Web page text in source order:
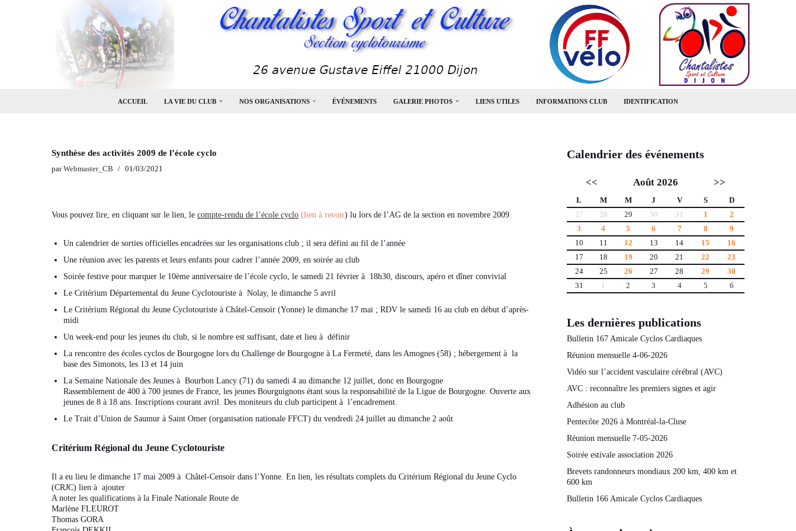
ACCUEIL LA VIE DU CLUB NOS ORGANISATIONS ÉVÉNEMENTS GALERIE PHOTOS LIENS UTILES INFORMATIONS CLUB IDENTIFICATION
Synthèse des activités 2009 de l’école cyclo
parWebmaster_CB 01/03/2021
Vous pouvez lire, en cliquant sur le lien, le compte-rendu de l’école cyclo (lien à revoir) lu lors de l’AG de la section en novembre 2009.
Un calendrier de sorties officielles encadrées sur les organisations club ; il sera défini au fil de l’année
Une réunion avec les parents et leurs enfants pour cadrer l’année 2009, en soirée au club
Soirée festive pour marquer le 10ème anniversaire de l’école cyclo, le samedi 21 février à 18h30, discours, apéro et dîner convivial
Le Critérium Départemental du Jeune Cyclotouriste à Nolay, le dimanche 5 avril
Le Critérium Régional du Jeune Cyclotouriste à Châtel-Censoir (Yonne) le dimanche 17 mai ; RDV le samedi 16 au club en début d’après-
midi
Un week-end pour les jeunes du club, si le nombre est suffisant, date et lieu à définir
La rencontre des écoles cyclos de Bourgogne lors du Challenge de Bourgogne à La Fermeté, dans les Amognes (58) ; hébergement à la
base des Simonots, les 13 et 14 juin
La Semaine Nationale des Jeunes à Bourbon Lancy (71) du samedi 4 au dimanche 12 juillet, donc en Bourgogne
Rassemblement de 400 à 700 jeunes de France, les jeunes Bourguignons étant sous la responsabilité de la Ligue de Bourgogne. Ouverte aux
jeunes de 8 à 18 ans. Inscriptions courant avril. Des moniteurs du club participent à l’encadrement.
Le Trait d’Union de Saumur à Saint Omer (organisation nationale FFCT) du vendredi 24 juillet au dimanche 2 août
Critérium Régional du Jeune Cyclotouriste
Il a eu lieu le dimanche 17 mai 2009 à Châtel-Censoir dans l’Yonne. En lien, les résultats complets du Critérium Régional du Jeune Cyclo
(CRJC) lien à ajouter
A noter les qualifications à la Finale Nationale Route de
Marlène FLEUROT
Thomas GORA
Calendrier des événements
<< Août 2026 >>
L M M J V S
D
27
28 29 30 31 1
2
3
4 5 6 7 8
9
10
11 12 13 14 15
16
17
18 19 20 21 22
23
24
25 26 27 28 29
30
31
1 2 3 4 5 6
Les dernières publications
Bulletin 167 Amicale Cyclos Cardiaques
Réunion mensuelle 4-06-2026
Vidéo sur l’accident vasculaire cérébral (AVC)
AVC : reconnaître les premiers signes et agir
Adhésion au club
Pentecôte 2026 à Montréal-la-Cluse
Réunion mensuelle 7-05-2026
Soirée estivale association 2026
Brevets randonneurs mondiaux 200 km, 400 km et
600 km
Bulletin 166 Amicale Cyclos Cardiaques